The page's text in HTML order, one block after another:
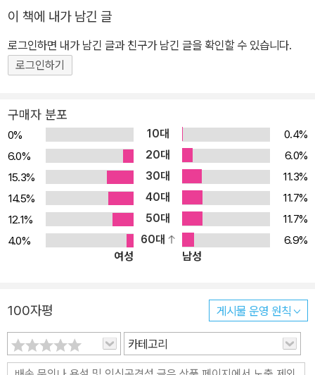
는 것이 바로 행복한 인생의 지름길이다. <화니와 알렉산더>에는 알
렉산더가 다른 아이들에게 유령이 나오는 환등기를 틀어주는 장면이
나온다. 베리만은 항상 현실을 이렇게 저렇게 뒤틀어 볼 줄 아는 마술
사같은 예술가를 찬미했다. 현대사의 격동기에 예술가로 살면서 변방
가슴떨리는 원초적 경험으로 돌아가 상상력만이 구원이라는 만년의
깨달음을 남겼다. 1984년 공식적으로 영화계를 은퇴한 후에도 시나
리오작업, TV영화작업 등 활발한 활동으로 예술혼을 불살랐으며 20
07년 7월 30일 향년 89세로 발틱해 연안 파로섬의 자택에서 타계
했다.
나라의 이창동, 홍상수, 박찬욱 감독에게도 커다란 영감을 주고 현저
『환등기』가 마침내 스웨덴어판 정본 번역을 통해 민음사에서 출간되
었다. 잉마르 베리만은 「제7의 봉인」과 「산딸기」, 「페르소나」와 「화니
을 연출한 스웨덴의 영화감독이다. 심오하고 상징적이며 대담할 정도
로 실험적인 그의 작품들은 항상 논란을 불러일으켰고, 관객은 물론,
전 세계 영화계 인사들에게도 경이와 카타르시스를 선사했다. 그렇다
면 20세기의 영화 문법을 혁신하고 새로운 지평을 열어젖힌 잉마르
베리만의 예술적 원천은 어디에 뿌리내리고 있고, 또 그의 삶과 작품
이면엔 과연 무엇이 도사리고 있을까? 만년에 이른 잉마르 베리만은
한평생 쥐고 있던 메가폰을 내려놓고 은막에서 물러나, 인생이라는
기나긴 여정을 마무리하기 위해 스웨덴의 작은 섬, 포뢰에 정착한다.
는다. 베리만은 친한 출판사 인사에게 이제 ‘자서전’을 쓰겠노라 선언
넘어서는 방대한 분량의 ‘초고’를 완성해 낸다. 그리고 구구절절한 촬
영물을 편집하듯 여러 부분을 잘라 내고 이어 붙인 끝에, 비로소 우리
이 책에 내가 남긴 글
로그인하면 내가 남긴 글과 친구가 남긴 글을 확인할 수 있습니다.
로그인하기
구매자 분포
0% 10대
0.4%
6.0%
20대
6.0%
15.3%
30대
11.3%
14.5%
40대
11.7%
12.1%
50대
11.7%
4.0%
60대
6.9%
여성
남성
100자평 게시물 운영 원칙
카테고리